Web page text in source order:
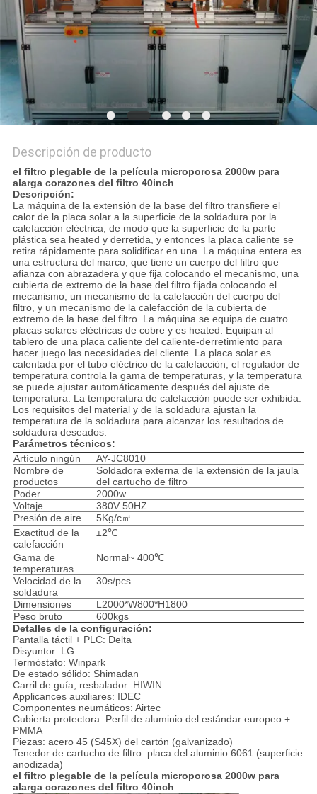
POLÍTICA
DE
PRIVACIDAD
Descripción de producto
el filtro plegable de la película microporosa 2000w para
alarga corazones del filtro 40inch
Descripción:
La máquina de la extensión de la base del filtro transfiere el
calor de la placa solar a la superficie de la soldadura por la
calefacción eléctrica, de modo que la superficie de la parte
plástica sea heated y derretida, y entonces la placa caliente se
retira rápidamente para solidificar en una. La máquina entera es
una estructura del marco, que tiene un cuerpo del filtro que
afianza con abrazadera y que fija colocando el mecanismo, una
cubierta de extremo de la base del filtro fijada colocando el
mecanismo, un mecanismo de la calefacción del cuerpo del
filtro, y un mecanismo de la calefacción de la cubierta de
extremo de la base del filtro. La máquina se equipa de cuatro
placas solares eléctricas de cobre y es heated. Equipan al
tablero de una placa caliente del caliente-derretimiento para
hacer juego las necesidades del cliente. La placa solar es
calentada por el tubo eléctrico de la calefacción, el regulador de
temperatura controla la gama de temperaturas, y la temperatura
se puede ajustar automáticamente después del ajuste de
temperatura. La temperatura de calefacción puede ser exhibida.
Los requisitos del material y de la soldadura ajustan la
temperatura de la soldadura para alcanzar los resultados de
soldadura deseados.
Parámetros técnicos:
Artículo ningún
AY-JC8010
Nombre de
productos
Soldadora externa de la extensión de la jaula
del cartucho de filtro
Poder
2000w
Voltaje
380V 50HZ
Presión de aire
5Kg/c㎡
Exactitud de la
calefacción
±2℃
Gama de
temperaturas
Normal~ 400℃
Velocidad de la
soldadura
30s/pcs
Dimensiones
L2000*W800*H1800
Peso bruto
600kgs
Detalles de la configuración:
Pantalla táctil + PLC: Delta
Disyuntor: LG
Termóstato: Winpark
De estado sólido: Shimadan
Carril de guía, resbalador: HIWIN
Applicances auxiliares: IDEC
Componentes neumáticos: Airtec
Cubierta protectora: Perfil de aluminio del estándar europeo +
PMMA
Piezas: acero 45 (S45X) del cartón (galvanizado)
Tenedor de cartucho de filtro: placa del aluminio 6061 (superficie
anodizada)
el filtro plegable de la película microporosa 2000w para
alarga corazones del filtro 40inch